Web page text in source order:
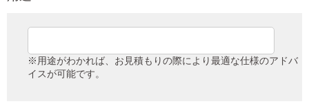
※用途がわかれば、お見積もりの際により最適な仕様のアドバ
イスが可能です。